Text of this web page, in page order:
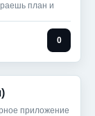
план и
0
приложение